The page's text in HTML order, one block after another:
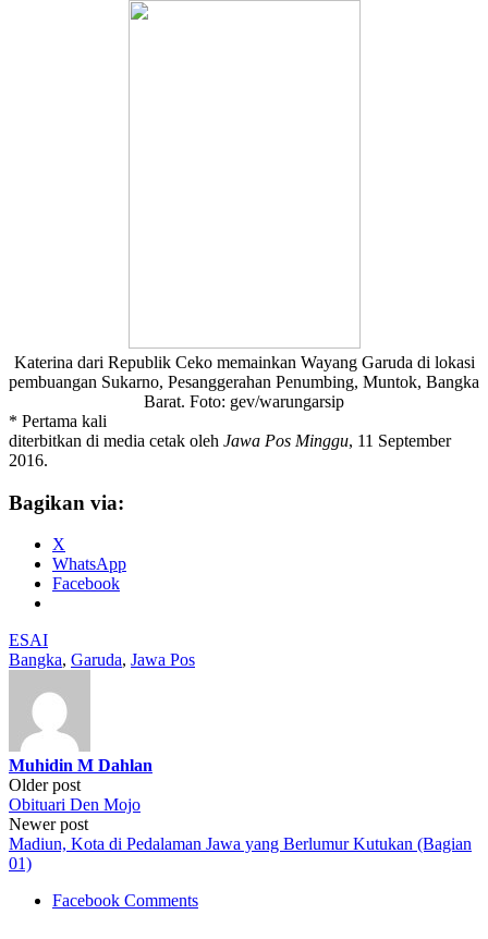
Katerina dari Republik Ceko memainkan Wayang Garuda di lokasi
pembuangan Sukarno, Pesanggerahan Penumbing, Muntok, Bangka
Barat. Foto: gev/warungarsip
* Pertama kali
diterbitkan di media cetak oleh Jawa Pos Minggu, 11 September
2016.
Bagikan via:
X
WhatsApp
Facebook
ESAI
Bangka, Garuda, Jawa Pos
Muhidin M Dahlan
Post
navigation
Older post
Obituari Den Mojo
Newer post
Madiun, Kota di Pedalaman Jawa yang Berlumur Kutukan (Bagian
01)
Facebook Comments